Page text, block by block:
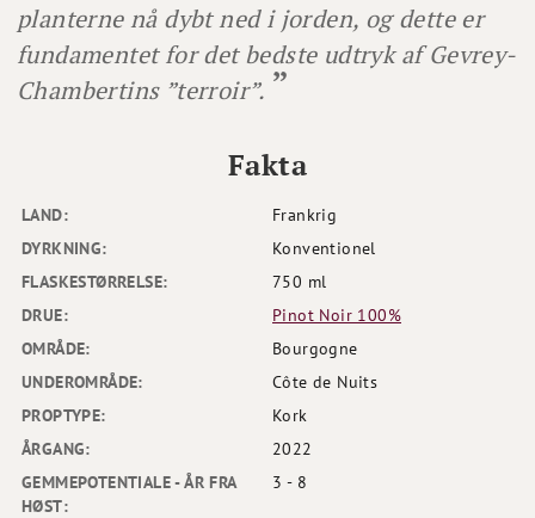
planterne nå dybt ned i jorden, og dette er
fundamentet for det bedste udtryk af Gevrey-
Chambertins ”terroir”.
LAND:
Frankrig
DYRKNING:
Konventionel
FLASKESTØRRELSE:
750 ml
DRUE:
Pinot Noir 100%
OMRÅDE:
Bourgogne
UNDEROMRÅDE:
Côte de Nuits
PROPTYPE:
Kork
ÅRGANG:
2022
GEMMEPOTENTIALE - ÅR FRA
HØST:
3 - 8
Fakta